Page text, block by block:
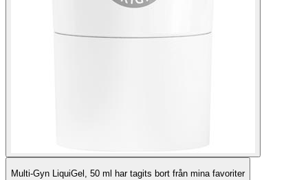
Multi-Gyn LiquiGel, 50 ml har tagits bort från mina favoriter